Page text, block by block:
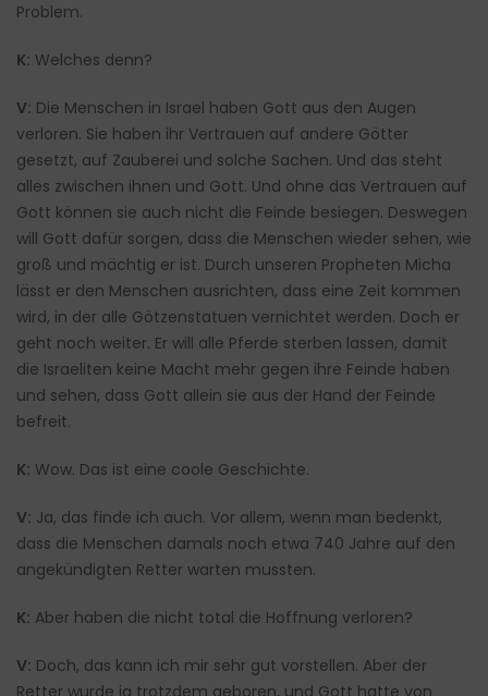
Problem.
K: Welches denn?
V: Die Menschen in Israel haben Gott aus den Augen
verloren. Sie haben ihr Vertrauen auf andere Götter
gesetzt, auf Zauberei und solche Sachen. Und das steht
alles zwischen ihnen und Gott. Und ohne das Vertrauen auf
Gott können sie auch nicht die Feinde besiegen. Deswegen
will Gott dafür sorgen, dass die Menschen wieder sehen, wie
groß und mächtig er ist. Durch unseren Propheten Micha
lässt er den Menschen ausrichten, dass eine Zeit kommen
wird, in der alle Götzenstatuen vernichtet werden. Doch er
geht noch weiter. Er will alle Pferde sterben lassen, damit
die Israeliten keine Macht mehr gegen ihre Feinde haben
und sehen, dass Gott allein sie aus der Hand der Feinde
befreit.
K: Wow. Das ist eine coole Geschichte.
V: Ja, das finde ich auch. Vor allem, wenn man bedenkt,
dass die Menschen damals noch etwa 740 Jahre auf den
angekündigten Retter warten mussten.
K: Aber haben die nicht total die Hoffnung verloren?
V: Doch, das kann ich mir sehr gut vorstellen. Aber der